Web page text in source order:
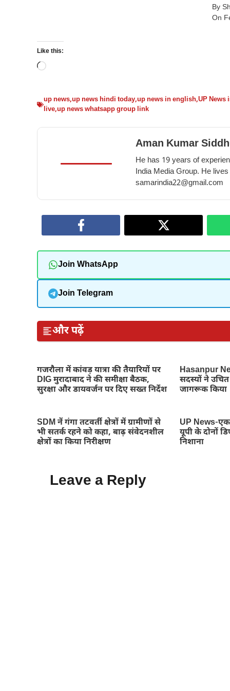
of
eating
beetroot
के
10
गज़ब
फायदे
10
in
winter
By
On
Like this:
Loading…
up news,up news hindi today,up news in english,UP News
live,up news whatsapp group link
Aman Kumar
He has 19 years of
India Media Group. He
samarindia22@gmail.com
Join WhatsApp
Join Telegram
और पढ़ें
गजरौला में कांवड़ यात्रा की तैयारियों पर
DIG मुरादाबाद ने की समीक्षा बैठक,
सुरक्षा और डायवर्जन पर दिए सख्त निर्देश
Hasanpur
सदस्यों ने
जागरूक किया
SDM नें गंगा तटवर्ती क्षेत्रों में ग्रामीणों से
भी सतर्क रहने को कहा, बाढ़ संवेदनशील
क्षेत्रों का किया निरीक्षण
UP News-
यूपी के दोनों
निशाना
Leave a Reply